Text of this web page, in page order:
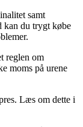
samt
kan du trygt købe
reglen om
moms på urene
Læs om dette i